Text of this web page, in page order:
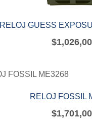
RELOJ GUESS
$
RELOJ FOSSIL
$